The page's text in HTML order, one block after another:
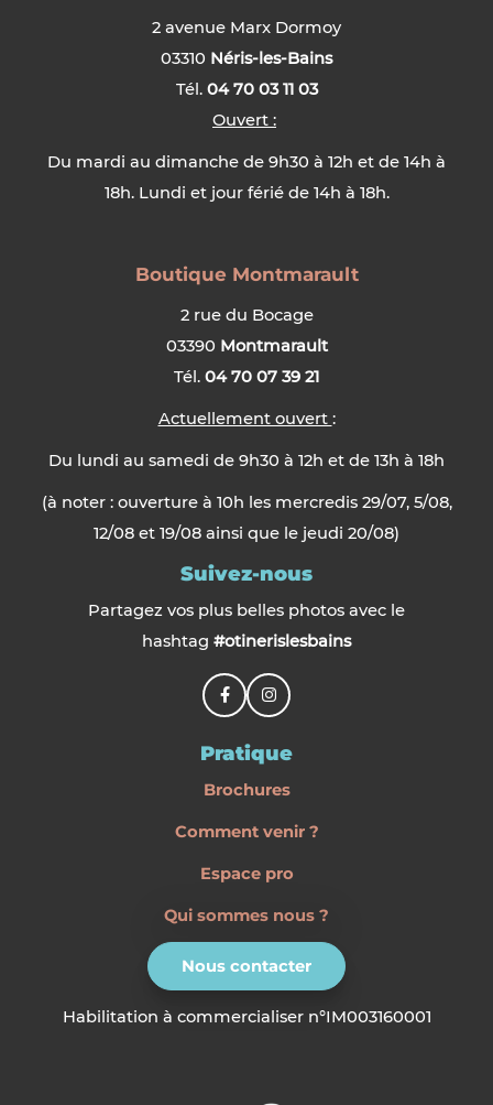
2 avenue Marx Dormoy
03310 Néris-les-Bains
Tél. 04 70 03 11 03
Ouvert :
Du mardi au dimanche de 9h30 à 12h et de 14h à
18h. Lundi et jour férié de 14h à 18h.
Boutique Montmarault
2 rue du Bocage
03390 Montmarault
Tél. 04 70 07 39 21
Actuellement ouvert :
Du lundi au samedi de 9h30 à 12h et de 13h à 18h
(à noter : ouverture à 10h les mercredis 29/07, 5/08,
12/08 et 19/08 ainsi que le jeudi 20/08)
Suivez-nous
Partagez vos plus belles photos avec le
hashtag #otinerislesbains
Pratique
Brochures
Comment venir ?
Espace pro
Qui sommes nous ?
Nous contacter
Habilitation à commercialiser n°IM003160001